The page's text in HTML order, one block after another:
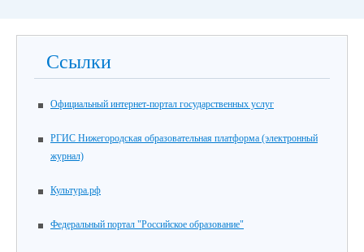
Ссылки
Официальный интернет-портал государственных услуг
РГИС Нижегородская образовательная платформа (электронный
журнал)
Культура.рф
Федеральный портал "Российское образование"